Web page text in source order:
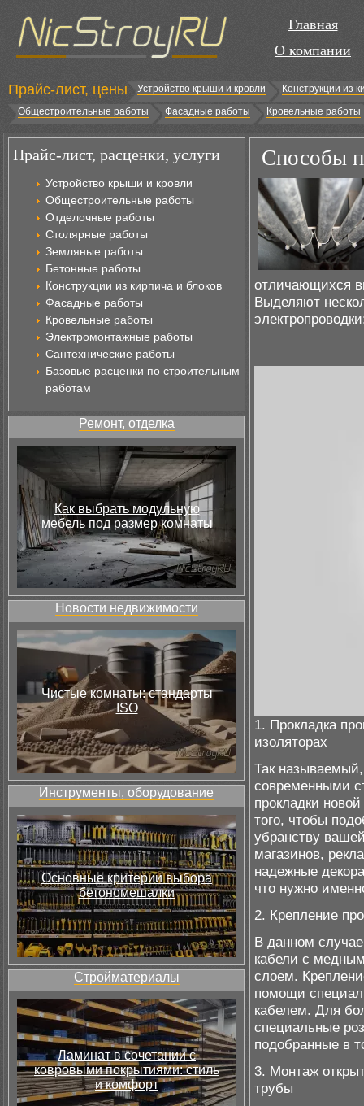
Главная
О компании
Прайс-лист, цены Устройство крыши и кровли
Конструкции из
Общестроительные работы
Фасадные работы Кровельные работы
Прайс-лист, расценки, услуги
Устройство крыши и кровли
Общестроительные работы
Отделочные работы
Столярные работы
Земляные работы
Бетонные работы
Конструкции из кирпича и блоков
Фасадные работы
Кровельные работы
Электромонтажные работы
Сантехнические работы
Базовые расценки по строительным
работам
Ремонт, отделка
Как выбрать модульную
мебель под размер комнаты
Новости недвижимости
Чистые комнаты: стандарты
ISO
Инструменты, оборудование
Основные критерии выбора
бетономешалки
Стройматериалы
Ламинат в сочетании с
ковровыми покрытиями: стиль
и комфорт
Способы
отличающихся
Выделяют
1. Прокладка
изоляторах
Так называемый,
современными
прокладки
того, чтобы
убранству
магазинов,
надежные
что нужно
2. Крепление
В данном
кабели с
слоем.
помощи
кабелем. Для
специальные
подобранные в
3. Монтаж
трубы